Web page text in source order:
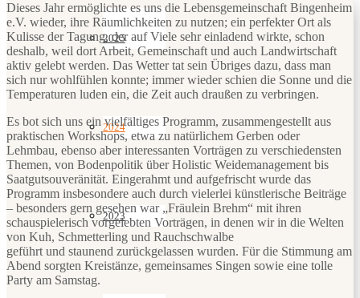
2025
2024
2023
Dieses Jahr ermöglichte es uns die Lebensgemeinschaft Bingenheim
e.V. wieder, ihre Räumlichkeiten zu nutzen; ein perfekter Ort als
Kulisse der Tagung, der auf Viele sehr einladend wirkte, schon
deshalb, weil dort Arbeit, Gemeinschaft und auch Landwirtschaft
aktiv gelebt werden. Das Wetter tat sein Übriges dazu, dass man
sich nur wohlfühlen konnte; immer wieder schien die Sonne und die
Temperaturen luden ein, die Zeit auch draußen zu verbringen.
Es bot sich uns ein vielfältiges Programm, zusammengestellt aus
praktischen Workshops, etwa zu natürlichem Gerben oder
Lehmbau, ebenso aber interessanten Vorträgen zu verschiedensten
Themen, von Bodenpolitik über Holistic Weidemanagement bis
Saatgutsouveränität. Eingerahmt und aufgefrischt wurde das
Programm insbesondere auch durch vielerlei künstlerische Beiträge
– besonders gern gesehen war „Fräulein Brehm“ mit ihren
schauspielerisch vorgelebten Vorträgen, in denen wir in die Welten
von Kuh, Schmetterling und Rauchschwalbe
geführt und staunend zurückgelassen wurden. Für die Stimmung am
Abend sorgten Kreistänze, gemeinsames Singen sowie eine tolle
Party am Samstag.